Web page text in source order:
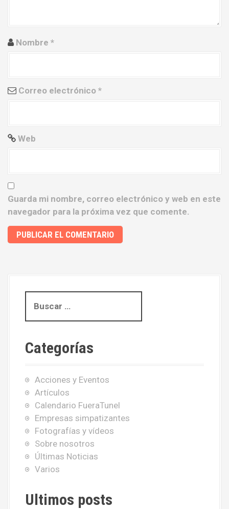
t
a
a
s
Nombre *
Correo electrónico *
Web
Guarda mi nombre, correo electrónico y web en este
navegador para la próxima vez que comente.
s
a
Categorías
Acciones y Eventos
Artículos
Calendario FueraTunel
Empresas simpatizantes
Fotografías y vídeos
Sobre nosotros
Últimas Noticias
Varios
Ultimos posts